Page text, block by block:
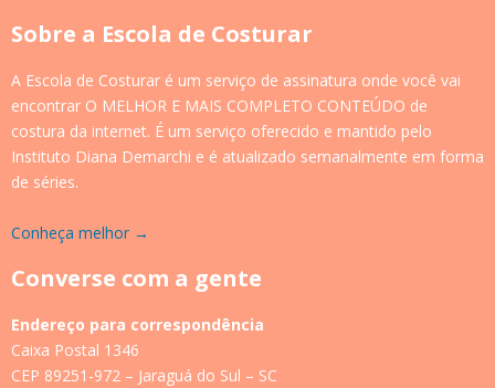
Sobre a Escola de Costurar
A Escola de Costurar é um serviço de assinatura onde você vai
encontrar O MELHOR E MAIS COMPLETO CONTEÚDO de
costura da internet. É um serviço oferecido e mantido pelo
Instituto Diana Demarchi e é atualizado semanalmente em forma
de séries.
Conheça melhor →
Converse com a gente
Endereço para correspondência
Caixa Postal 1346
CEP 89251-972 – Jaraguá do Sul – SC